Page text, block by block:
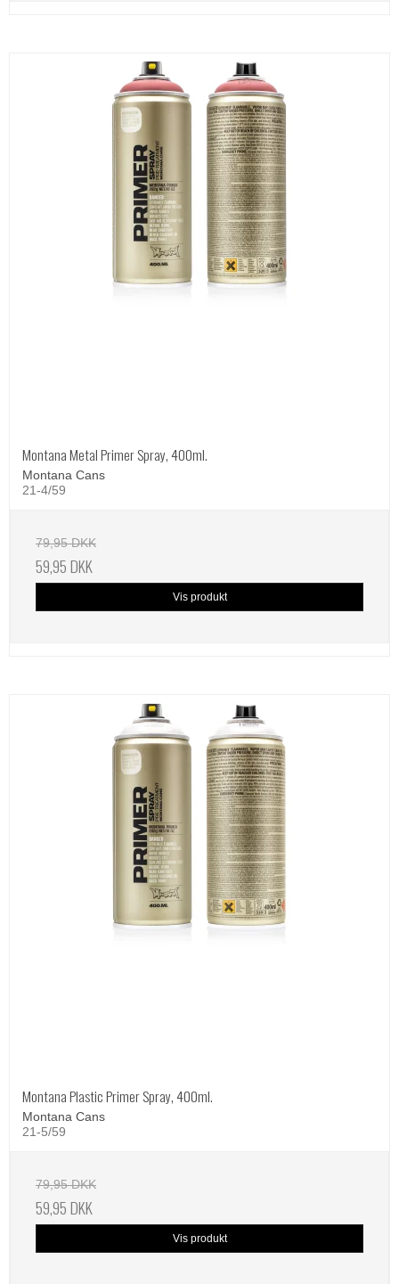
Montana Metal Primer Spray, 400ml.
Montana Cans
21-4/59
79,95 DKK
59,95 DKK
Vis produkt
Montana Plastic Primer Spray, 400ml.
Montana Cans
21-5/59
79,95 DKK
59,95 DKK
Vis produkt